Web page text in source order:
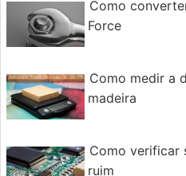
Como
Force
Como medir a
madeira
Como verificar
ruim